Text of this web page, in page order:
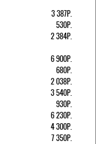
3 387Р.
530Р.
2 384Р.
6 900Р.
680Р.
2 038Р.
3 540Р.
930Р.
6 230Р.
4 300Р.
7 350Р.